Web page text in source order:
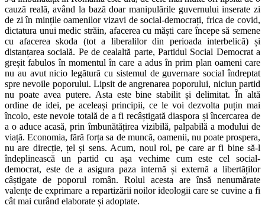
cauză reală, având la bază doar manipulările guvernului inserate zi
de zi în mințile oamenilor vizavi de social-democrați, frica de covid,
dictatura unui medic străin, afacerea cu măști care începe să semene
cu afacerea skoda (tot a liberalilor din perioada interbelică) și
distanțarea socială. Pe de cealaltă parte, Partidul Social Democrat a
greșit fabulos în momentul în care a adus în prim plan oameni care
nu au avut nicio legătură cu sistemul de guvernare social îndreptat
spre nevoile poporului. Lipsit de angrenarea poporului, niciun partid
nu poate avea putere. Asta este bine stabilit și delimitat. În altă
ordine de idei, pe aceleași principii, ce le voi dezvolta puțin mai
încolo, este nevoie totală de a fi recâștigată diaspora și încercarea de
a o aduce acasă, prin îmbunătățirea vizibilă, palpabilă a modului de
viață. Economia, fără forța sa de muncă, oamenii, nu poate prospera,
nu are direcție, țel și sens. Acum, noul rol, pe care ar fi bine să-l
îndeplinească un partid cu așa vechime cum este cel social-
democrat, este de a asigura paza internă și externă a libertăților
câștigate de poporul român. Rolul acesta are însă nenumărate
valențe de exprimare a repartizării noilor ideologii care se cuvine a fi
cât mai curând elaborate și adoptate.